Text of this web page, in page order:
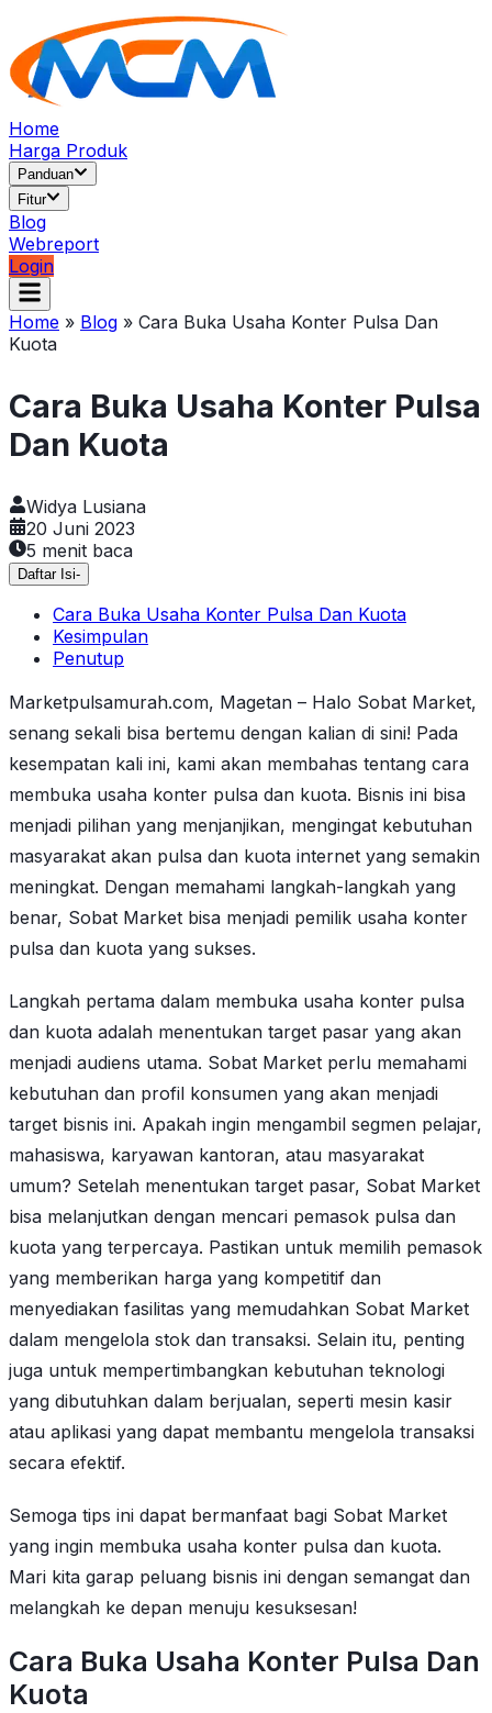
Home
Harga Produk
Panduan
Fitur
Blog
Webreport
Login
Home » Blog » Cara Buka Usaha Konter Pulsa Dan
Kuota
Cara Buka Usaha Konter Pulsa
Dan Kuota
Widya Lusiana
20 Juni 2023
5 menit baca
Daftar Isi-
Cara Buka Usaha Konter Pulsa Dan Kuota
Kesimpulan
Penutup
Marketpulsamurah.com, Magetan – Halo Sobat Market,
senang sekali bisa bertemu dengan kalian di sini! Pada
kesempatan kali ini, kami akan membahas tentang cara
membuka usaha konter pulsa dan kuota. Bisnis ini bisa
menjadi pilihan yang menjanjikan, mengingat kebutuhan
masyarakat akan pulsa dan kuota internet yang semakin
meningkat. Dengan memahami langkah-langkah yang
benar, Sobat Market bisa menjadi pemilik usaha konter
pulsa dan kuota yang sukses.
Langkah pertama dalam membuka usaha konter pulsa
dan kuota adalah menentukan target pasar yang akan
menjadi audiens utama. Sobat Market perlu memahami
kebutuhan dan profil konsumen yang akan menjadi
target bisnis ini. Apakah ingin mengambil segmen pelajar,
mahasiswa, karyawan kantoran, atau masyarakat
umum? Setelah menentukan target pasar, Sobat Market
bisa melanjutkan dengan mencari pemasok pulsa dan
kuota yang terpercaya. Pastikan untuk memilih pemasok
yang memberikan harga yang kompetitif dan
menyediakan fasilitas yang memudahkan Sobat Market
dalam mengelola stok dan transaksi. Selain itu, penting
juga untuk mempertimbangkan kebutuhan teknologi
yang dibutuhkan dalam berjualan, seperti mesin kasir
atau aplikasi yang dapat membantu mengelola transaksi
secara efektif.
Semoga tips ini dapat bermanfaat bagi Sobat Market
yang ingin membuka usaha konter pulsa dan kuota.
Mari kita garap peluang bisnis ini dengan semangat dan
melangkah ke depan menuju kesuksesan!
Cara Buka Usaha Konter Pulsa Dan
Kuota